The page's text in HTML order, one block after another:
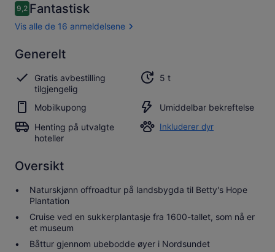
Anmeldelser
9,29,2 av 10 –
Fantastisk
Vis alle de 16 anmeldelsene
9.29.2 av 10
Fantastisk
Se alle 16
anmeldelser
Generelt
Gratis avbestilling
tilgjengelig
5 t
Mobilkupong
Umiddelbar bekreftelse
Henting på utvalgte
hoteller
Inkluderer dyr
Oversikt
Naturskjønn offroadtur på landsbygda til Betty's Hope
Plantation
Cruise ved en sukkerplantasje fra 1600-tallet, som nå er
et museum
Båttur gjennom ubebodde øyer i Nordsundet